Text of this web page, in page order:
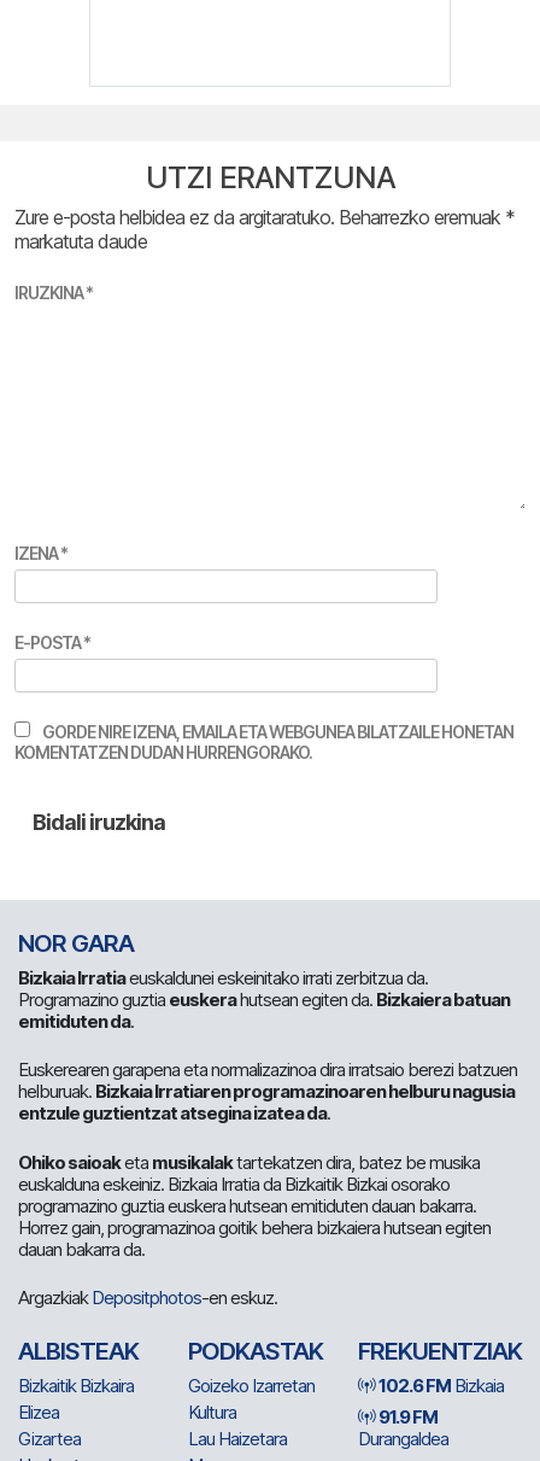
UTZI ERANTZUNA
Zure e-posta helbidea ez da argitaratuko. Beharrezko eremuak *
markatuta daude
IRUZKINA*
IZENA*
E-POSTA*
GORDE NIRE IZENA, EMAILA ETA WEBGUNEA BILATZAILE HONETAN
KOMENTATZEN DUDAN HURRENGORAKO.
NOR GARA
Bizkaia Irratiaeuskaldunei eskeinitako irrati zerbitzua da.
Programazino guztia euskerahutsean egiten da. Bizkaiera batuan
emitiduten da.
Euskerearen garapena eta normalizazinoa dira irratsaio berezi batzuen
helburuak. Bizkaia Irratiaren programazinoaren helburu nagusia
entzule guztientzat atsegina izatea da.
Ohiko saioaketa musikalaktartekatzen dira, batez be musika
euskalduna eskeiniz. Bizkaia Irratia da Bizkaitik Bizkai osorako
programazino guztia euskera hutsean emitiduten dauan bakarra.
Horrez gain, programazinoa goitik behera bizkaiera hutsean egiten
dauan bakarra da.
ArgazkiakDepositphotos-en eskuz.
ALBISTEAK
Bizkaitik Bizkaira
Elizea
Gizartea
PODKASTAK
Goizeko Izarretan
Kultura
Lau Haizetara
FREKUENTZIAK
102.6 FM Bizkaia
91.9 FM
Durangaldea